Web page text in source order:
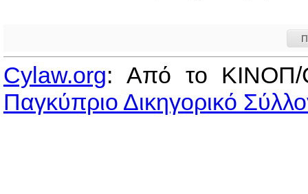
Cylaw.org: Από το
Παγκύπριο Δικηγορικό